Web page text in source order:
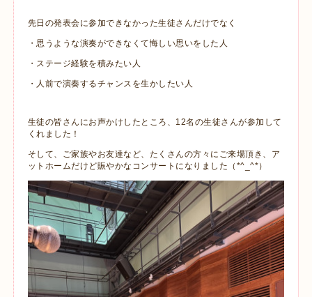
先日の発表会に参加できなかった生徒さんだけでなく
・思うような演奏ができなくて悔しい思いをした人
・ステージ経験を積みたい人
・人前で演奏するチャンスを生かしたい人
生徒の皆さんにお声かけしたところ、12名の生徒さんが参加して
くれました！
そして、ご家族やお友達など、たくさんの方々にご来場頂き、ア
ットホームだけど賑やかなコンサートになりました（*^_^*）